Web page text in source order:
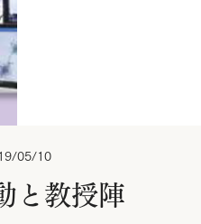
05/10
と教授陣